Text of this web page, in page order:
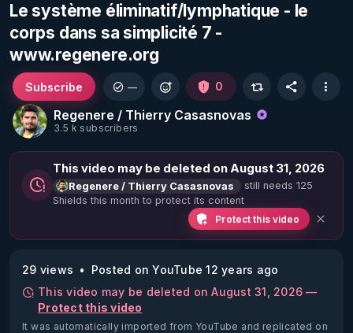
Le système éliminatif/lymphatique - le
corps dans sa simplicité 7 -
www.regenere.org
Regenere / Thierry Casasnovas
3.5 k subscribers
Subscribe — 0
This video may be deleted on August 31, 2026
Regenere / Thierry Casasnovas
still needs 125
Shields this month to protect its content
Protect this video
29 views
Posted on YouTube 12 years ago
This video may be deleted on August 31, 2026 —
Protect this video
It was automatically imported from YouTube and replicated on